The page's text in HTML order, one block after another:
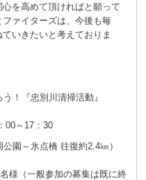
を高めて頂ければと願って
ァイターズは、今後も毎
いきたいと考えておりま
！『忠別川清掃活動』
00～17：30
園～氷点橋 往復約2.4㎞）
様（一般参加の募集は既に終